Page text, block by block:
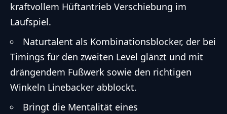
kraftvollem Hüftantrieb Verschiebung im
Laufspiel.
Naturtalent als Kombinationsblocker, der bei
Timings für den zweiten Level glänzt und mit
drängendem Fußwerk sowie den richtigen
Winkeln Linebacker abblockt.
Bringt die Mentalität eines